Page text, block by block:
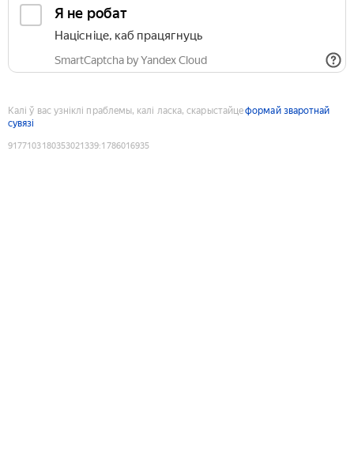
Я не робат
Націсніце, каб працягнуць
SmartCaptcha by Yandex Cloud
Калі ў вас узніклі праблемы, калі ласка, скарыстайцеформай зваротнай
сувязі
9177103180353021339:1786016935